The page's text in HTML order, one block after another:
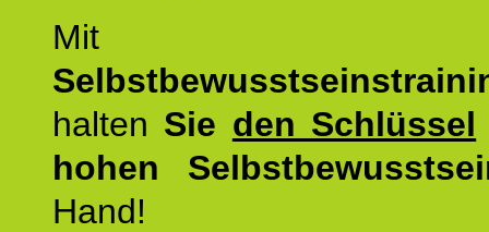
Mit
halten Sie den Schlüssel
hohen
Hand!